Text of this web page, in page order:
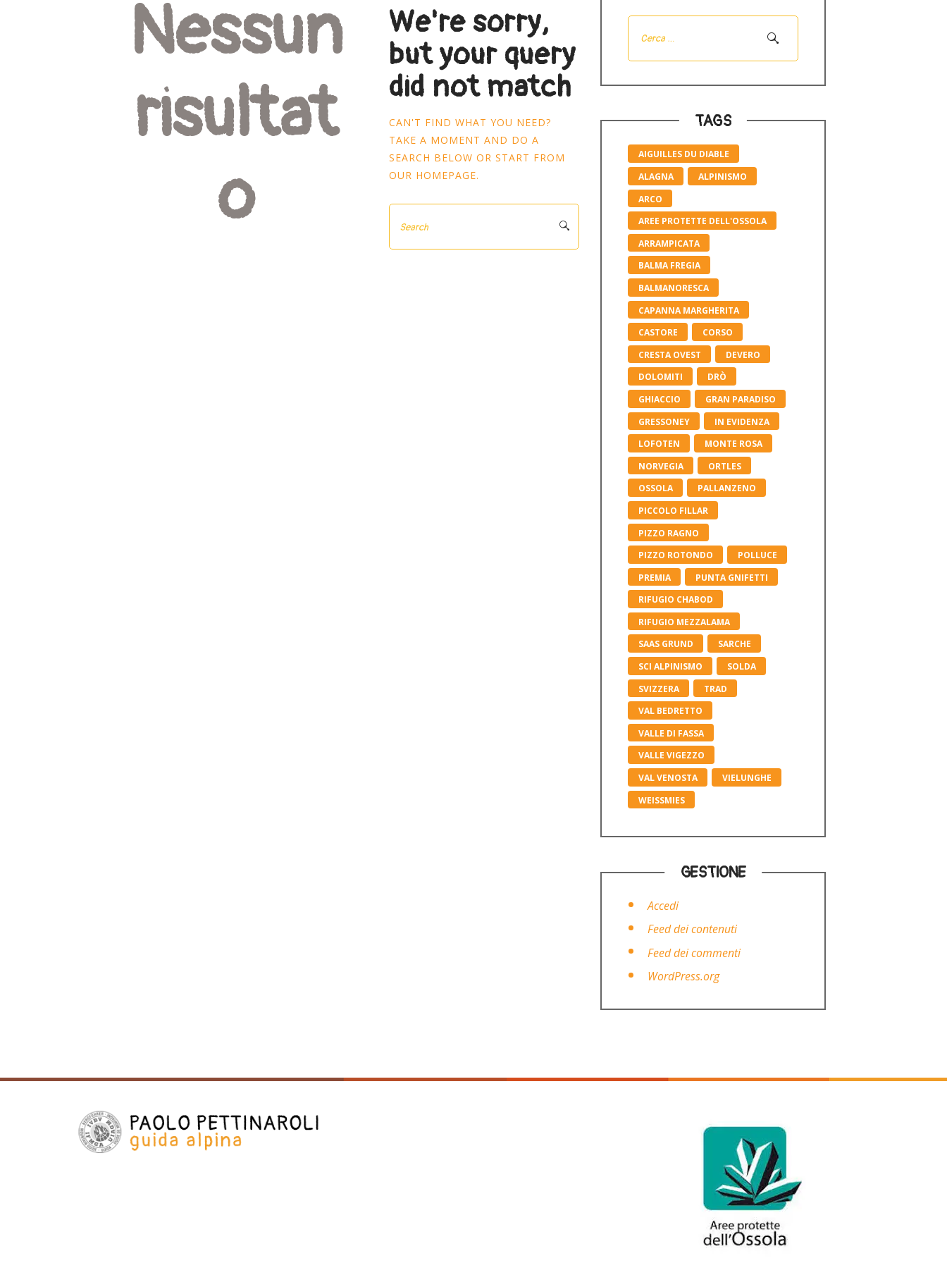
Nessun
risultat
o
We're sorry,
but your query
did not match
CAN'T FIND WHAT YOU NEED?
TAKE A MOMENT AND DO A
SEARCH BELOW OR START FROM
OUR HOMEPAGE.
per:
TAGS
AIGUILLES DU DIABLE
ALAGNA
ALPINISMO
ARCO
AREE PROTETTE DELL'OSSOLA
ARRAMPICATA
BALMA FREGIA
BALMANORESCA
CAPANNA MARGHERITA
CASTORE
CORSO
CRESTA OVEST
DEVERO
DOLOMITI
DRÒ
GHIACCIO
GRAN PARADISO
GRESSONEY
IN EVIDENZA
LOFOTEN
MONTE ROSA
NORVEGIA
ORTLES
OSSOLA
PALLANZENO
PICCOLO FILLAR
PIZZO RAGNO
PIZZO ROTONDO
POLLUCE
PREMIA
PUNTA GNIFETTI
RIFUGIO CHABOD
RIFUGIO MEZZALAMA
SAAS GRUND
SARCHE
SCI ALPINISMO
SOLDA
SVIZZERA
TRAD
VAL BEDRETTO
VALLE DI FASSA
VALLE VIGEZZO
VAL VENOSTA
VIELUNGHE
WEISSMIES
GESTIONE
Accedi
Feed dei contenuti
Feed dei commenti
WordPress.org